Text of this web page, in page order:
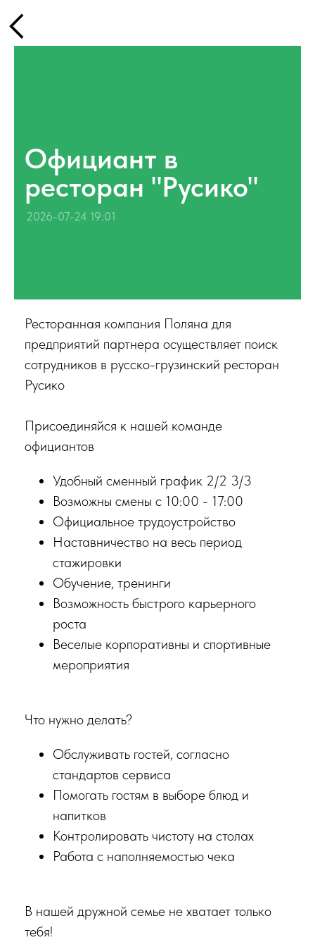
Официант в
ресторан "Русико"
2026-07-24 19:01
Ресторанная компания Поляна для
предприятий партнера осуществляет поиск
сотрудников в русско-грузинский ресторан
Русико
Присоединяйся к нашей команде
официантов
Удобный сменный график 2/2 3/3
Возможны смены с 10:00 - 17:00
Официальное трудоустройство
Наставничество на весь период
стажировки
Обучение, тренинги
Возможность быстрого карьерного
роста
Веселые корпоративны и спортивные
мероприятия
Что нужно делать?
Обслуживать гостей, согласно
стандартов сервиса
Помогать гостям в выборе блюд и
напитков
Контролировать чистоту на столах
Работа с наполняемостью чека
В нашей дружной семье не хватает только
тебя!